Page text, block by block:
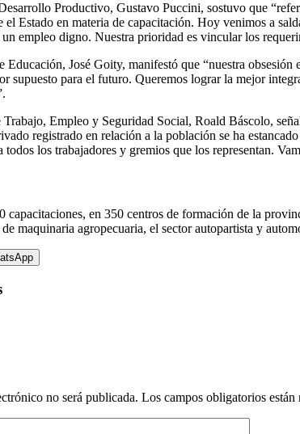
Productivo, Gustavo Puccini, sostuvo que
Estado en materia de capacitación. Hoy venimos a
un empleo digno. Nuestra prioridad es vincular los
Educación, José Goity, manifestó que “nuestra
supuesto para el futuro. Queremos lograr la mejor
Empleo y Seguridad Social, Roald Báscolo,
registrado en relación a la población se ha
los trabajadores y gremios que los representan.
capacitaciones, en 350 centros de formación de la
maquinaria agropecuaria, el sector autopartista y
no será publicada. Los campos obligatorios están